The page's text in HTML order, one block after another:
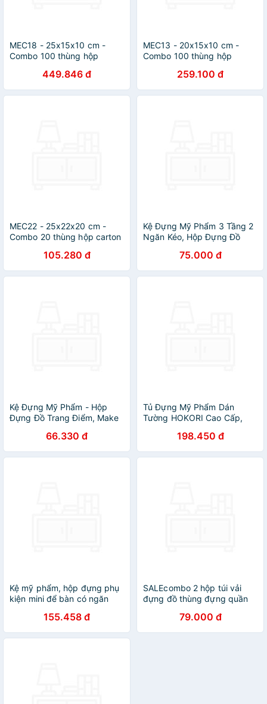
MEC18 - 25x15x10 cm -
Combo 100 thùng hộp
449.846 đ
MEC13 - 20x15x10 cm -
Combo 100 thùng hộp
259.100 đ
MEC22 - 25x22x20 cm -
Combo 20 thùng hộp carton
105.280 đ
Kệ Đựng Mỹ Phẩm 3 Tầng 2
Ngăn Kéo, Hộp Đựng Đồ
Nhựa Cao Cấp75.000 đ
Kệ Đựng Mỹ Phẩm - Hộp
Đựng Đồ Trang Điểm, Make
Ngăn Cao Cấp
66.330 đ
Tủ Đựng Mỹ Phẩm Dán
Tường HOKORI Cao Cấp,
Chống Nước, Gắn Tường
Siêu Chắc Chắn - Hàng Việt
Nam
198.450 đ
Kệ mỹ phẩm, hộp đựng phụ
kiện mini để bàn có ngăn
kèm hình dán dễ thương) -
HENRYSA
155.458 đ
SALEcombo 2 hộp túi vải
đựng đồ thùng đựng quần
bằng vải cứng,có nắp không
cần tủ
79.000 đ